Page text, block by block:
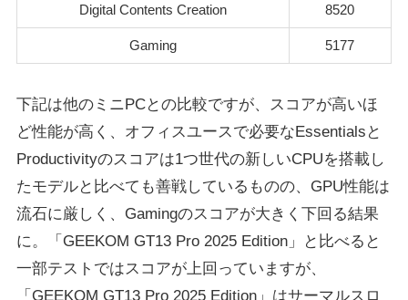
Digital Contents Creation 8520
Gaming 5177
下記は他のミニPCとの比較ですが、スコアが高いほ
ど性能が高く、オフィスユースで必要なEssentialsと
Productivityのスコアは1つ世代の新しいCPUを搭載し
たモデルと比べても善戦しているものの、GPU性能は
流石に厳しく、Gamingのスコアが大きく下回る結果
に。「GEEKOM GT13 Pro 2025 Edition」と比べると
一部テストではスコアが上回っていますが、
「GEEKOM GT13 Pro 2025 Edition」はサーマルスロ